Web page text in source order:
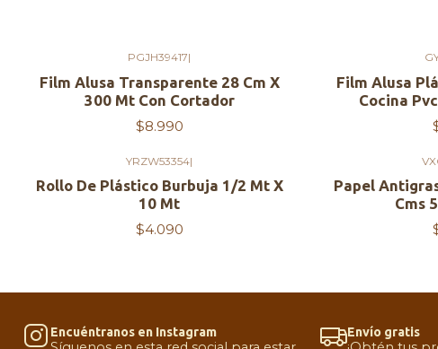
PGJH39417|
Film Alusa Transparente 28 Cm X
300 Mt Con Cortador
$8.990
Film Alusa
Cocina
YRZW53354|
Rollo De Plástico Burbuja 1/2 Mt X
10 Mt
$4.090
Papel
Cms
Encuéntranos en Instagram Envío gratis